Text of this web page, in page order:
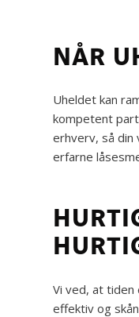
NÅR
Uheldet kan
kompetent
erhverv, så din
erfarne
Vi ved, at
effektiv og